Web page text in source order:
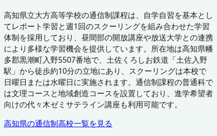
高知県立大方高等学校の通信制課程は、自学自習を基本とし
てレポート学習と週1回のスクーリングを組み合わせた学習
体制を採用しており、昼間部の開放講座や放送大学との連携
により多様な学習機会を提供しています。所在地は高知県幡
多郡黒潮町入野5507番地で、土佐くろしお鉄道「土佐入野
駅」から徒歩約10分の立地にあり、スクーリングは本校で
日曜日または水曜日に実施されます。通信制課程の普通科で
は文理コースと地域創造コースを設置しており、進学希望者
向けの代々木ゼミサテライン講座も利用可能です。
高知県の通信制高校一覧を見る